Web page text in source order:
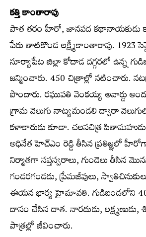
కత్తి కాంతారావు
పాత తరం హీరో, జానపద కథానాయకుడు
పేరు తాటికొండ లక్ష్మీకాంతారావు. 1923
సూర్యాపేట జిల్లా కోదాడ దగ్గరలో ఉన్న
జన్మించారు. 450 చిత్రాల్లో నటించారు.
పొందారు. రఘుపతి వెంకయ్య అవార్డు
గ్రామ వెలుగు నాట్యమండలి ద్వారా
కళాకారుడు కూడా. చలనచిత్ర
అధినేత హెచ్‌ఎం రెడ్డి తీసిన ప్రతిజ్ఞలో
నిర్మాతగా సప్తస్వరాలు, గుండెలు తీసిన
గండరగండడు, ప్రేమజీవులు,
ఈయన భార్య హైమావతి. గుడిబండలోని
దానం చేసిన దాత. నారదుడు, లక్ష్మణుడు,
పాత్రల్లో జీవించారు.